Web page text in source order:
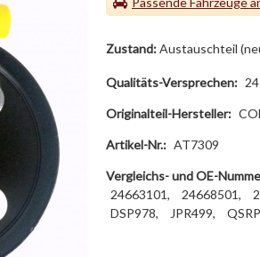
Zustand:Austauschteil
Qualitäts-Versprechen:
Originalteil-Hersteller:
Artikel-Nr.: AT7309
Vergleichs- und OE-
24663101,
24668501,
DSP978,
JPR499,